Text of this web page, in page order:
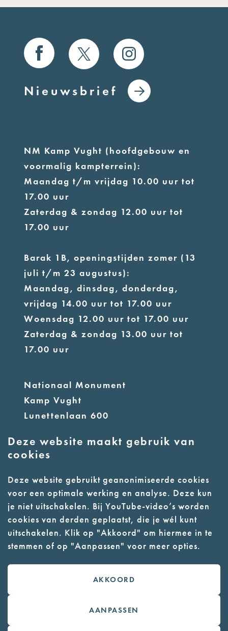
Deze website maakt gebruik van
cookies
Deze website gebruikt geanonimiseerde cookies
voor een optimale werking en analyse. Deze kun
je niet uitschakelen. Bij YouTube-video’s worden
cookies van derden geplaatst, die je wél kunt
uitschakelen. Klik op "Akkoord" om hiermee in te
stemmen of op "Aanpassen" voor meer opties.
AKKOORD
AANPASSEN
Nieuwsbrief
NM Kamp Vught (hoofdgebouw en
voormalig kampterrein):
Maandag t/m vrijdag 10.00 uur tot
17.00 uur
Zaterdag & zondag 12.00 uur tot
17.00 uur
Barak 1B, openingstijden zomer (13
juli t/m 23 augustus):
Maandag, dinsdag, donderdag,
vrijdag 14.00 uur tot 17.00 uur
Woensdag 12.00 uur tot 17.00 uur
Zaterdag & zondag 13.00 uur tot
17.00 uur
Nationaal Monument
Kamp Vught
Lunettenlaan 600
T: 073 6566764
- Parkeer in de vakken of in de
parkeergarage (begane grond)
- Alleen geleidehonden toegestaan